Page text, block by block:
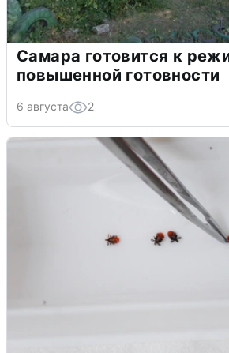
Самара готовится к
повышенной готовности
6 августа 2